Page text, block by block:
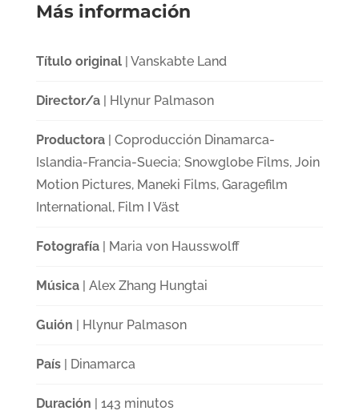
Más información
Título original| Vanskabte Land
Director/a| Hlynur Palmason
Productora| Coproducción Dinamarca-
Islandia-Francia-Suecia; Snowglobe Films, Join
Motion Pictures, Maneki Films, Garagefilm
International, Film I Väst
Fotografía| Maria von Hausswolff
Música| Alex Zhang Hungtai
Guión | Hlynur Palmason
País| Dinamarca
Duración | 143 minutos